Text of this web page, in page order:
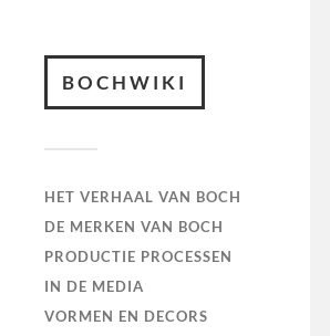
BOCHWIKI
HET VERHAAL VAN BOCH
DE MERKEN VAN BOCH
PRODUCTIE PROCESSEN
IN DE MEDIA
VORMEN EN DECORS